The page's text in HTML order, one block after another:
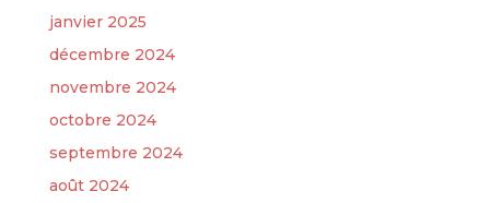
janvier 2025
décembre 2024
novembre 2024
octobre 2024
septembre 2024
août 2024